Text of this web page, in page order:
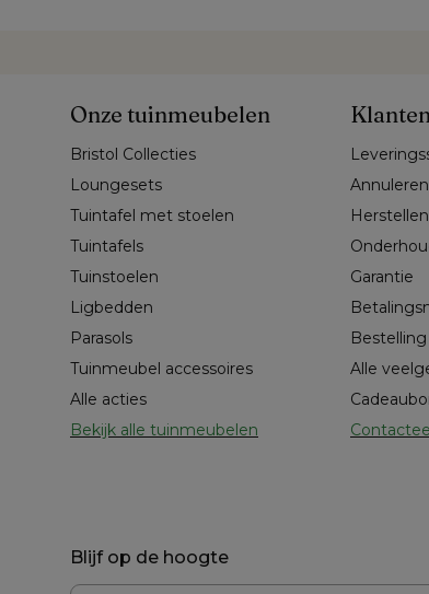
Onze tuinmeubelen
Bristol Collecties
Loungesets
Tuintafel met stoelen
Tuintafels
Tuinstoelen
Ligbedden
Parasols
Tuinmeubel accessoires
Alle acties
Bekijk alle tuinmeubelen
Herstellen
Garantie
Alle
Blijf op de hoogte